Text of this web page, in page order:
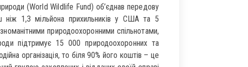
(World Wildlife Fund) об’єднав передову
ніж 1,3 мільйона прихильників у США та 5
природоохоронними спільнотами,
підтримує 15 000 природоохоронних та
організація, то біля 90% його коштів – це